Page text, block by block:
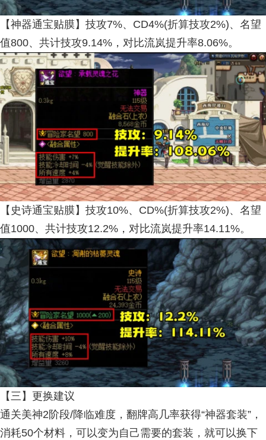
【神器通宝贴膜】技攻7%、CD4%(折算技攻2%)、名望
值800、共计技攻9.14%，对比流岚提升率8.06%。
【史诗通宝贴膜】技攻10%、CD%(折算技攻2%)、名望
值1000、共计技攻12.2%，对比流岚提升率14.11%。
【三】更换建议
通关美神2阶段/降临难度，翻牌高几率获得“神器套装”，
消耗50个材料，可以变为自己需要的套装，就可以换下